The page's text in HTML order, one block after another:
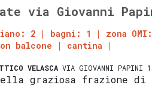
via Giovanni
2 bagni: 1 zona
balcone
cantina
VELASCA VIA GIOVANNI PAPINI
graziosa frazione di